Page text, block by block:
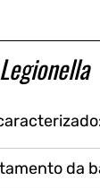
Legionella
da